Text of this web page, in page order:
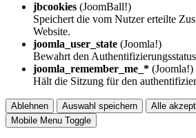
jbcookies (JoomBall!)
Speichert die vom Nutzer erteilte
Website.
joomla_user_state (Joomla!)
Bewahrt den
joomla_remember_me_* (Joomla!)
Hält die Sitzung für den
Ablehnen Auswahl speichern
Alle
Mobile Menu Toggle